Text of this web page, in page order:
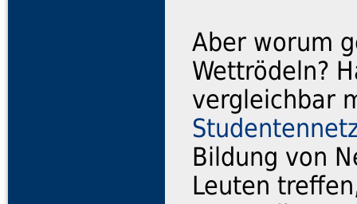
Aber worum
Wettrödeln?
vergleichbar
Bildung von
Leuten